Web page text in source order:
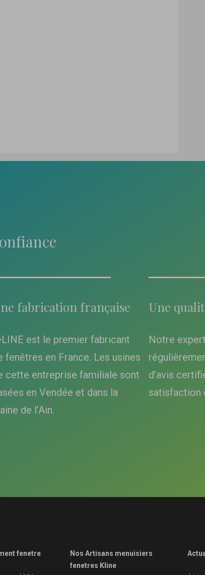
fabrication française
est le premier fabricant
fenêtres en France. Les usines
cette entreprise familiale sont
en Vendée et dans la
de l’Ain.
Une
Notre
d’avis
satisfaction
fenetre
Nos Artisans menuisiers
fenetres Kline